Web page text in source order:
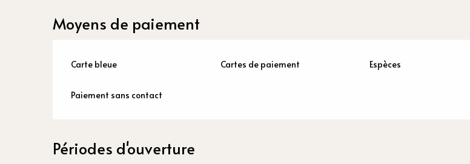
Moyens de paiement
Carte bleue Cartes de paiement Espèces
Paiement sans contact
Périodes d'ouverture